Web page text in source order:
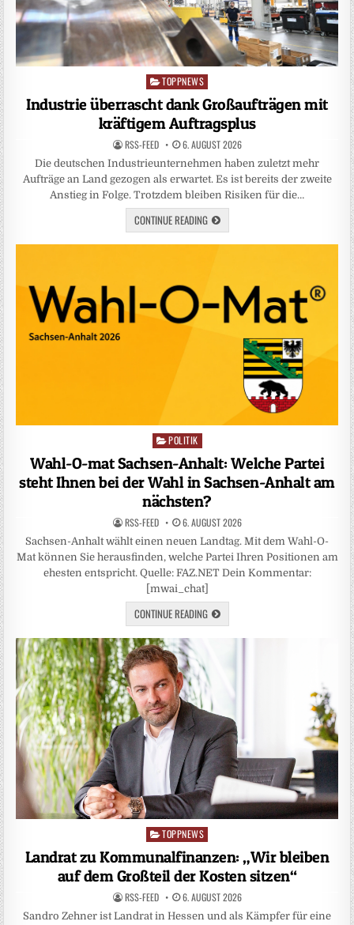
Posted
in
TOPPNEWS
Industrie überrascht dank Großaufträgen mit
kräftigem Auftragsplus
RSS-FEED 6. AUGUST 2026
Die deutschen Industrieunternehmen haben zuletzt mehr
Aufträge an Land gezogen als erwartet. Es ist bereits der zweite
Anstieg in Folge. Trotzdem bleiben Risiken für die…
CONTINUE READING
Posted
POLITIK
Wahl-O-mat Sachsen-Anhalt: Welche Partei
steht Ihnen bei der Wahl in Sachsen-Anhalt am
nächsten?
RSS-FEED 6. AUGUST 2026
Sachsen-Anhalt wählt einen neuen Landtag. Mit dem Wahl-O-
Mat können Sie herausfinden, welche Partei Ihren Positionen am
ehesten entspricht. Quelle: FAZ.NET Dein Kommentar:
[mwai_chat]
CONTINUE READING
Posted
TOPPNEWS
Landrat zu Kommunalfinanzen: „Wir bleiben
auf dem Großteil der Kosten sitzen“
RSS-FEED 6. AUGUST 2026
Sandro Zehner ist Landrat in Hessen und als Kämpfer für eine